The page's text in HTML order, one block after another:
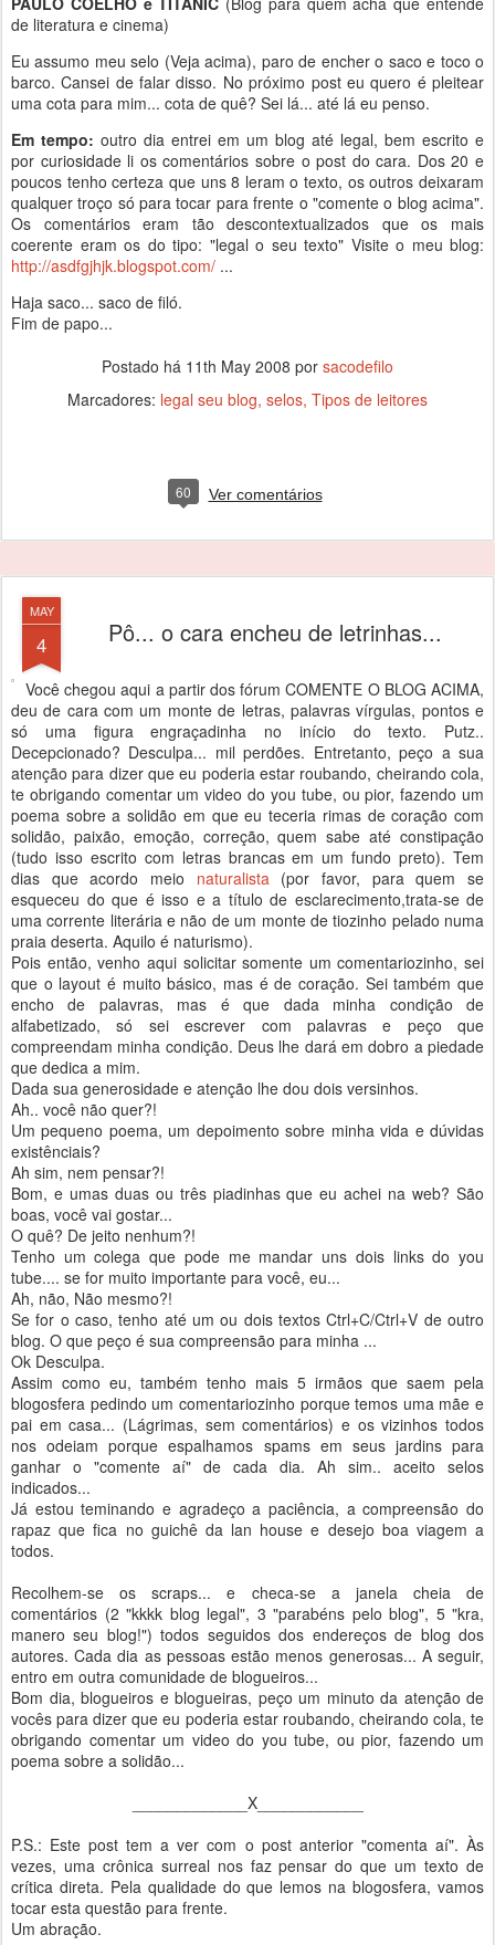
de literatura e cinema)
Eu assumo meu selo (Veja acima), paro de encher o saco e toco o
barco. Cansei de falar disso. No próximo post eu quero é pleitear
uma cota para mim... cota de quê? Sei lá... até lá eu penso.
Em tempo: outro dia entrei em um blog até legal, bem escrito e
por curiosidade li os comentários sobre o post do cara. Dos 20 e
poucos tenho certeza que uns 8 leram o texto, os outros deixaram
qualquer troço só para tocar para frente o "comente o blog acima".
Os comentários eram tão descontextualizados que os mais
coerente eram os do tipo: "legal o seu texto" Visite o meu blog:
http://asdfgjhjk.blogspot.com/ ...
Haja saco... saco de filó.
Fim de papo...
Postado há 11th May 2008 por sacodefilo
Marcadores: legal seu blog selos Tipos de leitores
60 Ver comentários
MAY
4 Pô... o cara encheu de letrinhas...
Você chegou aqui a partir dos fórum COMENTE O BLOG ACIMA,
deu de cara com um monte de letras, palavras vírgulas, pontos e
só uma figura engraçadinha no início do texto. Putz..
Decepcionado? Desculpa... mil perdões. Entretanto, peço a sua
atenção para dizer que eu poderia estar roubando, cheirando cola,
te obrigando comentar um video do you tube, ou pior, fazendo um
poema sobre a solidão em que eu teceria rimas de coração com
solidão, paixão, emoção, correção, quem sabe até constipação
(tudo isso escrito com letras brancas em um fundo preto). Tem
dias que acordo meio naturalista(por favor, para quem se
esqueceu do que é isso e a título de esclarecimento,trata-se de
uma corrente literária e não de um monte de tiozinho pelado numa
praia deserta. Aquilo é naturismo).
Pois então, venho aqui solicitar somente um comentariozinho, sei
que o layout é muito básico, mas é de coração. Sei também que
encho de palavras, mas é que dada minha condição de
alfabetizado, só sei escrever com palavras e peço que
compreendam minha condição. Deus lhe dará em dobro a piedade
que dedica a mim.
Dada sua generosidade e atenção lhe dou dois versinhos.
Ah.. você não quer?!
Um pequeno poema, um depoimento sobre minha vida e dúvidas
existênciais?
Ah sim, nem pensar?!
Bom, e umas duas ou três piadinhas que eu achei na web? São
boas, você vai gostar...
O quê? De jeito nenhum?!
Tenho um colega que pode me mandar uns dois links do you
tube.... se for muito importante para você, eu...
Ah, não, Não mesmo?!
Se for o caso, tenho até um ou dois textos Ctrl+C/Ctrl+V de outro
blog. O que peço é sua compreensão para minha ...
Ok Desculpa.
Assim como eu, também tenho mais 5 irmãos que saem pela
blogosfera pedindo um comentariozinho porque temos uma mãe e
pai em casa... (Lágrimas, sem comentários) e os vizinhos todos
nos odeiam porque espalhamos spams em seus jardins para
ganhar o "comente aí" de cada dia. Ah sim.. aceito selos
indicados...
Já estou teminando e agradeço a paciência, a compreensão do
rapaz que fica no guichê da lan house e desejo boa viagem a
todos.
Recolhem-se os scraps... e checa-se a janela cheia de
comentários (2 "kkkk blog legal", 3 "parabéns pelo blog", 5 "kra,
manero seu blog!") todos seguidos dos endereços de blog dos
autores. Cada dia as pessoas estão menos generosas... A seguir,
entro em outra comunidade de blogueiros...
Bom dia, blogueiros e blogueiras, peço um minuto da atenção de
vocês para dizer que eu poderia estar roubando, cheirando cola, te
obrigando comentar um video do you tube, ou pior, fazendo um
poema sobre a solidão...
_____________X____________
P.S.: Este post tem a ver com o post anterior "comenta aí". Às
vezes, uma crônica surreal nos faz pensar do que um texto de
crítica direta. Pela qualidade do que lemos na blogosfera, vamos
tocar esta questão para frente.
Um abração.